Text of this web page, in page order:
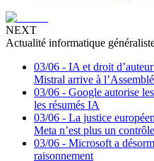
NEXT
Actualité informatique
03/06 - IA et droit
Mistral arrive à
03/06 - Google autorise
les résumés IA
03/06 - La justice
Meta n’est plus un
03/06 - Microsoft a
raisonnement